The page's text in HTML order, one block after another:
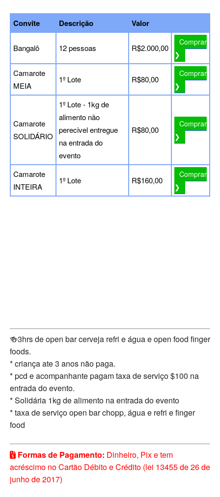
Convite Descrição Valor
Bangalô 12 pessoas R$2.000,00
Comprar
❯
Camarote
MEIA
1º Lote R$80,00
Comprar
❯
Camarote
SOLIDÁRIO
1º Lote - 1kg de
alimento não
perecivel entregue
na entrada do
evento
R$80,00
Comprar
❯
Camarote
INTEIRA
1º Lote R$160,00
Comprar
❯
🍻3hrs de open bar cerveja refri e água e open food finger
foods.
* criança ate 3 anos não paga.
* pcd e acompanhante pagam taxa de serviço $100 na
entrada do evento.
* Solidária 1kg de alimento na entrada do evento
* taxa de serviço open bar chopp, água e refri e finger
food
Formas de Pagamento: Dinheiro, Pix e tem
acréscimo no Cartão Débito e Crédito (lei 13455 de 26 de
junho de 2017)